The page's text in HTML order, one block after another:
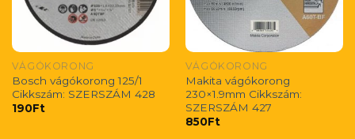
VÁGÓKORONG
Bosch vágókorong 125/1
Cikkszám: SZERSZÁM 428
190Ft
VÁGÓKORONG
Makita vágókorong
230×1.9mm Cikkszám:
SZERSZÁM 427
850Ft